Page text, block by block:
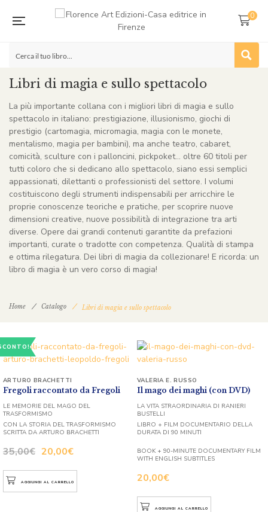
0
Libri di magia e sullo spettacolo
La più importante collana con i migliori libri di magia e sullo
spettacolo in italiano: prestigiazione, illusionismo, giochi di
prestigio (cartomagia, micromagia, magia con le monete,
mentalismo, magia per bambini), ma anche teatro, cabaret,
comicità, sculture con i palloncini, pickpoket… oltre 60 titoli per
tutti coloro che si dedicano allo spettacolo, siano essi semplici
appassionati, dilettanti o professionisti del settore. I volumi
costituiscono degli strumenti indispensabili per arricchire le
proprie conoscenze teoriche e pratiche, per scoprire nuove
dimensioni creative, nuove possibilità di integrazione tra arti
diverse. Opere dai grandi contenuti garantite da prefazioni
importanti, curate o tradotte con competenza. Qualità di stampa
e ottima rilegatura. Dei libri di magia da collezionare! E ricorda: un
libro di magia è un vero corso di magia!
Home Catalogo Libri di magia e sullo spettacolo
Fregoli raccontato da Fregoli
35,00€ 20,00€
ARTURO BRACHETTI
LE MEMORIE DEL MAGO DEL
TRASFORMISMO
CON LA STORIA DEL TRASFORMISMO
SCRITTA DA ARTURO BRACHETTI
AGGIUNGI AL CARRELLO
Il mago dei maghi (con DVD)
20,00€
VALERIA E. RUSSO
LA VITA STRAORDINARIA DI RANIERI
BUSTELLI
LIBRO + FILM DOCUMENTARIO DELLA
DURATA DI 90 MINUTI
BOOK + 90-MINUTE DOCUMENTARY FILM
WITH ENGLISH SUBTITLES
AGGIUNGI AL CARRELLO